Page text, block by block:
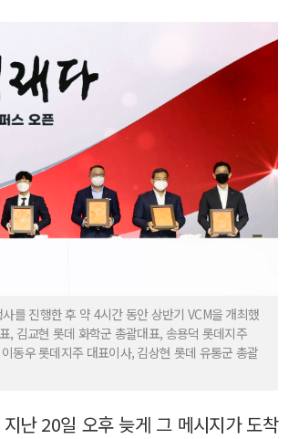
를 진행한 후 약 4시간 동안 상반기 VCM을 개최했
, 김교현 롯데 화학군 총괄대표, 송용덕 롯데지주
동우 롯데지주 대표이사, 김상현 롯데 유통군 총괄
난 20일 오후 늦게 그 메시지가 도착